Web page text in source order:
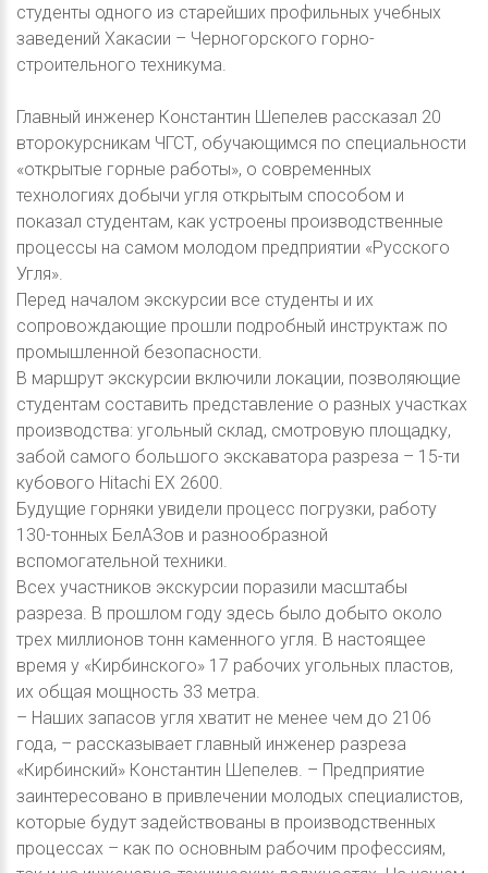
студенты одного из старейших профильных учебных
заведений Хакасии – Черногорского горно-
строительного техникума.
Главный инженер Константин Шепелев рассказал 20
второкурсникам ЧГСТ, обучающимся по специальности
«открытые горные работы», о современных
технологиях добычи угля открытым способом и
показал студентам, как устроены производственные
процессы на самом молодом предприятии «Русского
Угля».
Перед началом экскурсии все студенты и их
сопровождающие прошли подробный инструктаж по
промышленной безопасности.
В маршрут экскурсии включили локации, позволяющие
студентам составить представление о разных участках
производства: угольный склад, смотровую площадку,
забой самого большого экскаватора разреза – 15-ти
кубового Hitachi EX 2600.
Будущие горняки увидели процесс погрузки, работу
130-тонных БелАЗов и разнообразной
вспомогательной техники.
Всех участников экскурсии поразили масштабы
разреза. В прошлом году здесь было добыто около
трех миллионов тонн каменного угля. В настоящее
время у «Кирбинского» 17 рабочих угольных пластов,
их общая мощность 33 метра.
– Наших запасов угля хватит не менее чем до 2106
года, – рассказывает главный инженер разреза
«Кирбинский» Константин Шепелев. – Предприятие
заинтересовано в привлечении молодых специалистов,
которые будут задействованы в производственных
процессах – как по основным рабочим профессиям,